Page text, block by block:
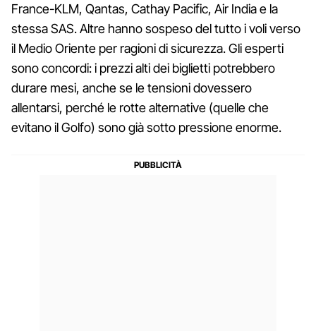
France-KLM, Qantas, Cathay Pacific, Air India e la
stessa SAS. Altre hanno sospeso del tutto i voli verso
il Medio Oriente per ragioni di sicurezza. Gli esperti
sono concordi: i prezzi alti dei biglietti potrebbero
durare mesi, anche se le tensioni dovessero
allentarsi, perché le rotte alternative (quelle che
evitano il Golfo) sono già sotto pressione enorme.